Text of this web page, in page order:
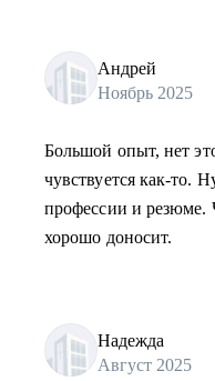
Андрей
Ноябрь 2025
Большой опыт, нет
чувствуется как-то.
профессии и резюме.
хорошо доносит.
Надежда
Август 2025